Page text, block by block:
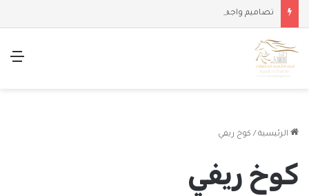
تصاميم واجهات وملاحق حديثة
الرئيسية / كوخ ريفي
كوخ ريفي